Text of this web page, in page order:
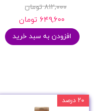
۸۱۲,۰۰۰ تومان
۶۴۹,۶۰۰ تومان
افزودن به سبد خرید
۲۰ درصد